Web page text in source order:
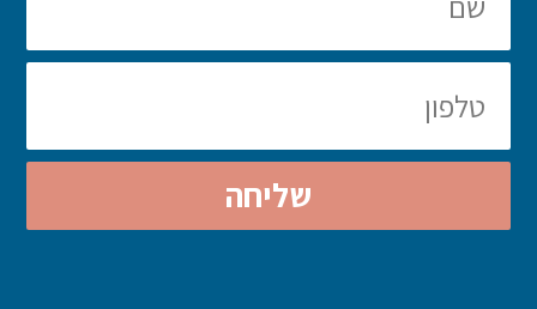
שליחה